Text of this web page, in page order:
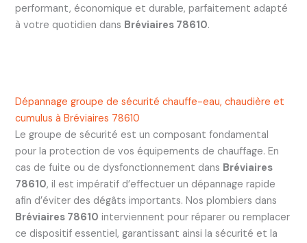
performant, économique et durable, parfaitement adapté
à votre quotidien dans Bréviaires 78610.
Dépannage groupe de sécurité chauffe-eau, chaudière et
cumulus à Bréviaires 78610
Le groupe de sécurité est un composant fondamental
pour la protection de vos équipements de chauffage. En
cas de fuite ou de dysfonctionnement dans Bréviaires
78610, il est impératif d’effectuer un dépannage rapide
afin d’éviter des dégâts importants. Nos plombiers dans
Bréviaires 78610 interviennent pour réparer ou remplacer
ce dispositif essentiel, garantissant ainsi la sécurité et la